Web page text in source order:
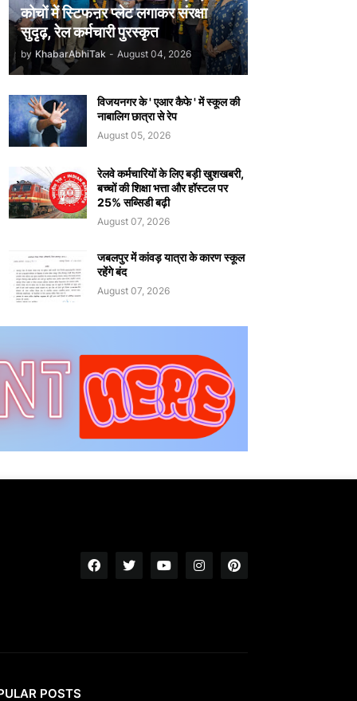
कोचों में स्टिफऩर प्लेट लगाकर संरक्षा
सुदृढ़, रेल कर्मचारी पुरस्कृत
by KhabarAbhiTak - August 04, 2026
विजयनगर के ' एआर कैफे ' में स्कूल की
नाबालिग छात्रा से रेप
August 05, 2026
रेलवे कर्मचारियों के लिए बड़ी खुशखबरी,
बच्चों की शिक्षा भत्ता और हॉस्टल पर
25% सब्सिडी बढ़ी
August 07, 2026
जबलपुर में कांवड़ यात्रा के कारण स्कूल
रहेंगे बंद
August 07, 2026
POSTS